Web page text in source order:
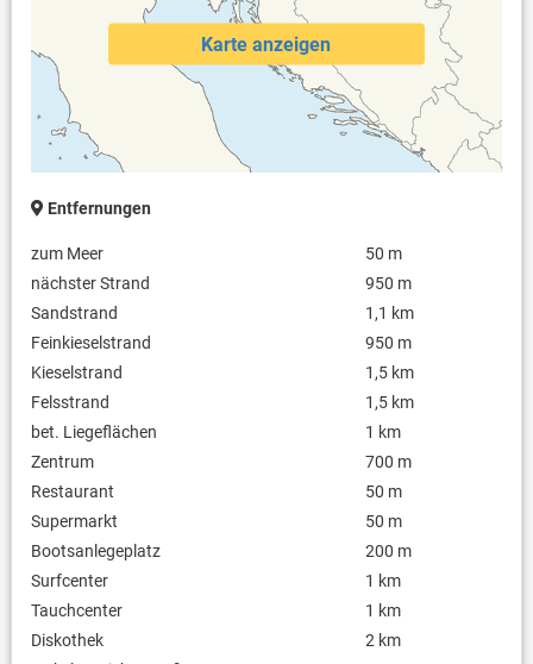
Karte anzeigen
Entfernungen
zum Meer
50 m
nächster Strand
950 m
Sandstrand
1,1 km
Feinkieselstrand
950 m
Kieselstrand
1,5 km
Felsstrand
1,5 km
bet. Liegeflächen
1 km
Zentrum
700 m
Restaurant
50 m
Supermarkt
50 m
Bootsanlegeplatz
200 m
Surfcenter
1 km
Tauchcenter
1 km
Diskothek
2 km